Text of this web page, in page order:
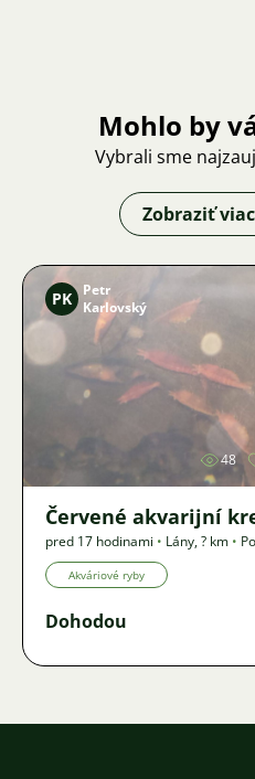
Mohlo by
Vybrali sme
Zobraziť viac
PK
Petr
Karlovský
48
Červené akvarijní
pred 17 hodinami • Lány,? km •
Akváriové ryby
Dohodou